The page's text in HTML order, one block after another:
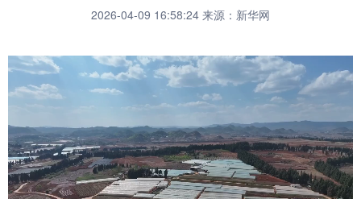
新华社记者看云南 政务
教育
州市
社会
图片
经济 服务 云南故事
云南青年说 趣看文物
2026-04-09 16:58:24 来源：新华网